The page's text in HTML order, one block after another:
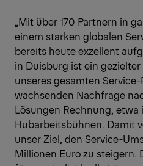
„Mit über 170 Partnern in
einem starken globalen
bereits heute exzellent
in Duisburg ist ein
unseres gesamten
wachsenden Nachfrage
Lösungen Rechnung, etwa
Hubarbeitsbühnen. Damit
unser Ziel, den Service-
Millionen Euro zu steigern.